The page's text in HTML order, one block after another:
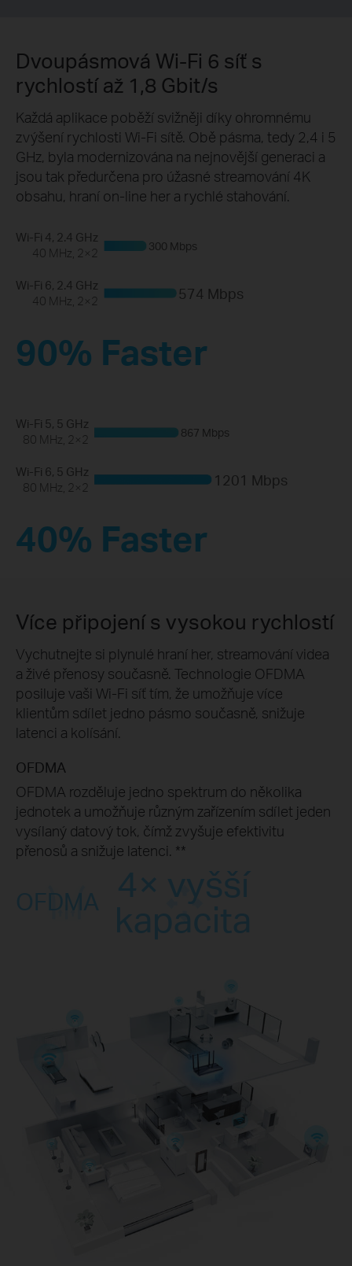
Dvoupásmová Wi-Fi 6 síť s
rychlostí až 1,8 Gbit/s
Každá aplikace poběží svižněji díky ohromnému
zvýšení rychlosti Wi-Fi sítě. Obě pásma, tedy 2,4 i 5
GHz, byla modernizována na nejnovější generaci a
jsou tak předurčena pro úžasné streamování 4K
obsahu, hraní on-line her a rychlé stahování.
Wi-Fi 4, 2.4 GHz
40 MHz, 2×2
300 Mbps
Wi-Fi 5, 5 GHz
80 MHz, 2×2
867 Mbps
Wi-Fi 6, 2.4 GHz
40 MHz, 2×2
574 Mbps
Wi-Fi 6, 5 GHz
80 MHz, 2×2
1201 Mbps
90% Faster
40% Faster
Více připojení s vysokou rychlostí
Vychutnejte si plynulé hraní her, streamování videa
a živé přenosy současně. Technologie OFDMA
posiluje vaši Wi-Fi síť tím, že umožňuje více
klientům sdílet jedno pásmo současně, snižuje
latenci a kolísání.
OFDMA
OFDMA rozděluje jedno spektrum do několika
jednotek a umožňuje různým zařízením sdílet jeden
vysílaný datový tok, čímž zvyšuje efektivitu
přenosů a snižuje latenci. **
OFDMA 4× vyšší
kapacita